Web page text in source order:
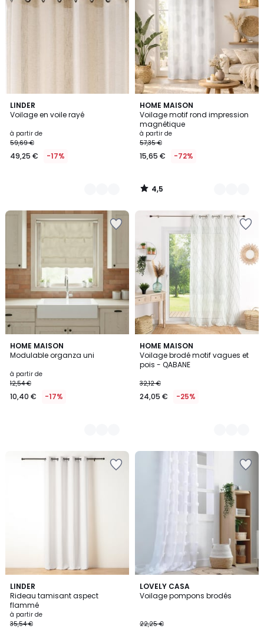
LINDER
Voilage en voile rayé
à partir de
59,69 €
49,25 € -17%
4
Couleurs
HOME MAISON
Voilage motif rond impression
magnétique
à partir de
57,35 €
15,65 € -72%
4,5
/ 5
9
Couleurs
4,5
/
HOME MAISON
Modulable organza uni
à partir de
12,54 €
10,40 € -17%
5
Couleurs
HOME MAISON
Voilage brodé motif vagues et
pois - QABANE
32,12 €
24,05 € -25%
3
Couleurs
LINDER
Rideau tamisant aspect
flammé
à partir de
35,54 €
4
Couleurs
LOVELY CASA
Voilage pompons brodés
22,25 €
5
/
4
Couleurs